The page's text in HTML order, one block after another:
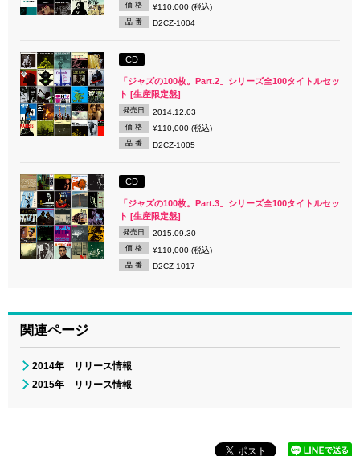
価 格 ¥110,000 (税込)
品 番 D2CZ-1004
CD
「ジャズの100枚。Part.2」シリーズ全100タイトルセッ
ト [生産限定盤]
発売日 2014.12.03
価 格 ¥110,000 (税込)
品 番 D2CZ-1005
CD
「ジャズの100枚。Part.3」シリーズ全100タイトルセッ
ト [生産限定盤]
発売日 2015.09.30
価 格 ¥110,000 (税込)
品 番 D2CZ-1017
関連ページ
2014年 リリース情報
2015年 リリース情報